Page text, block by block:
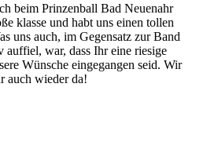
beim Prinzenball Bad Neuenahr
klasse und habt uns einen tollen
uns auch, im Gegensatz zur Band
auffiel, war, dass Ihr eine riesige
Wünsche eingegangen seid. Wir
auch wieder da!